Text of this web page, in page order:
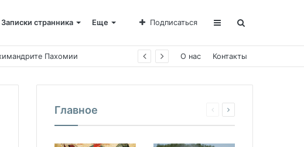
Записки странника Еще Подписаться
О нас Контакты
Главное